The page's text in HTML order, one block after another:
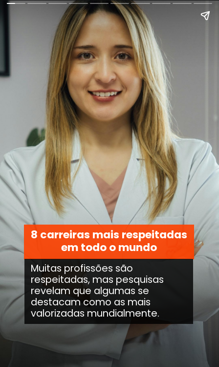
8 carreiras mais respeitadas
em todo o mundo
Muitas profissões são
respeitadas, mas pesquisas
revelam que algumas se
destacam como as mais
valorizadas mundialmente.